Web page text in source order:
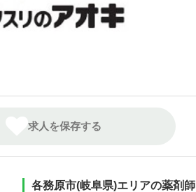
求人を保存する
各務原市(岐阜県)エリアの薬剤師